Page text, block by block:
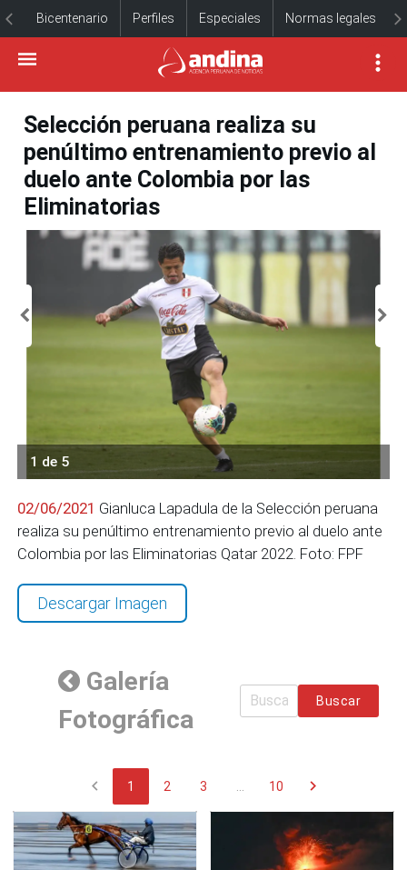
Bicentenario Perfiles Especiales Normas legales
Selección peruana realiza su
penúltimo entrenamiento previo al
duelo ante Colombia por las
Eliminatorias
1 de 5
02/06/2021 Gianluca Lapadula de la Selección peruana
realiza su penúltimo entrenamiento previo al duelo ante
Colombia por las Eliminatorias Qatar 2022. Foto: FPF
Descargar Imagen
Galería
Fotográfica
Buscar
chevron_left 1 2 3 10 chevron_right